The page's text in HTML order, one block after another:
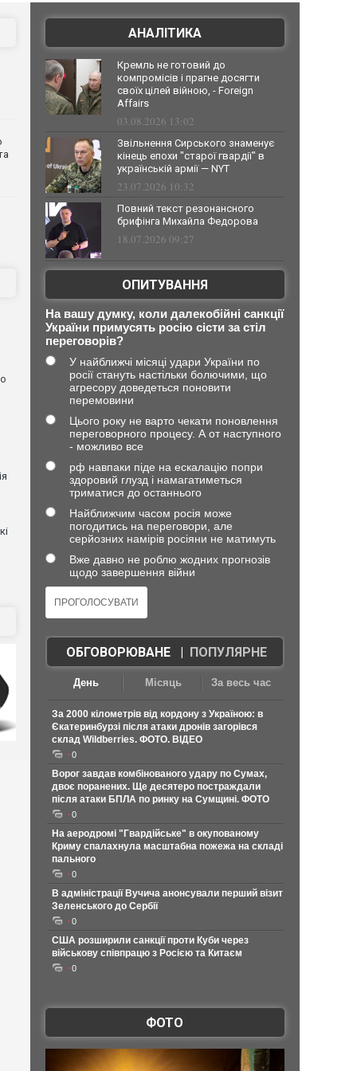
АНАЛІТИКА
Кремль не готовий до
компромісів і прагне досягти
своїх цілей війною, - Foreign
Affairs
03.08.2026 13:02
Звільнення Сирського знаменує
кінець епохи "старої гвардії" в
українській армії — NYT
23.07.2026 10:32
Повний текст резонансного
брифінга Михайла Федорова
18.07.2026 09:27
ОПИТУВАННЯ
На вашу думку, коли далекобійні санкції
України примусять росію сісти за стіл
переговорів?
У найближчі місяці удари України по
росії стануть настільки болючими, що
агресору доведеться поновити
перемовини
Цього року не варто чекати поновлення
переговорного процесу. А от наступного
- можливо все
рф навпаки піде на ескалацію попри
здоровий глузд і намагатиметься
триматися до останнього
Найближчим часом росія може
погодитись на переговори, але
серйозних намірів росіяни не матимуть
Вже давно не роблю жодних прогнозів
щодо завершення війни
ОБГОВОРЮВАНЕ| ПОПУЛЯРНЕ
День Місяць За весь час
За 2000 кілометрів від кордону з Україною: в
Єкатеринбурзі після атаки дронів загорівся
склад Wildberries. ФОТО. ВІДЕО
0
Ворог завдав комбінованого удару по Сумах,
двоє поранених. Ще десятеро постраждали
після атаки БПЛА по ринку на Сумщині. ФОТО
0
На аеродромі "Гвардійське" в окупованому
Криму спалахнула масштабна пожежа на складі
пального
0
В адміністрації Вучича анонсували перший візит
Зеленського до Сербії
0
США розширили санкції проти Куби через
військову співпрацю з Росією та Китаєм
0
ФОТО